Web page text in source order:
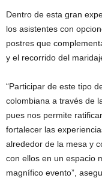
Dentro de esta gran
los asistentes con
postres que
y el recorrido del
“Participar de este tipo
colombiana a través de
pues nos permite
fortalecer las
alrededor de la mesa y
con ellos en un espacio
magnífico evento”,